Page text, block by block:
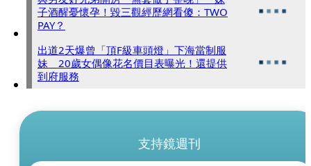
子酒醒憂懷孕！毀三觀經歷網看傻：TWO
PAY？
出道2天爆曾「頂F級車頭燈」下海當制服
妹 20歲女偶像花名價目表曝光！還提供
到府服務
支持鏡週刊